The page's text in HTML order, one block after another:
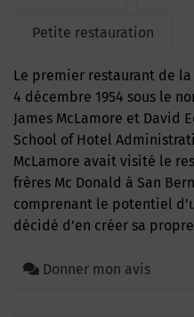
Petite restauration
Le premier restaurant de la chaîne est ouvert à Miami le
4 décembre 1954 sous le
James McLamore et David
School of Hotel
McLamore avait visité le
frères Mc Donald à San
comprenant le potentiel
décidé d’en créer sa
Donner mon avis